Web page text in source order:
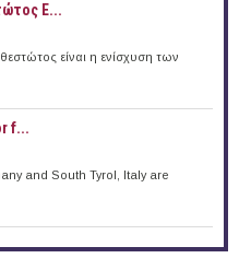
Ε...
είναι η ενίσχυση των
f...
and South Tyrol, Italy are